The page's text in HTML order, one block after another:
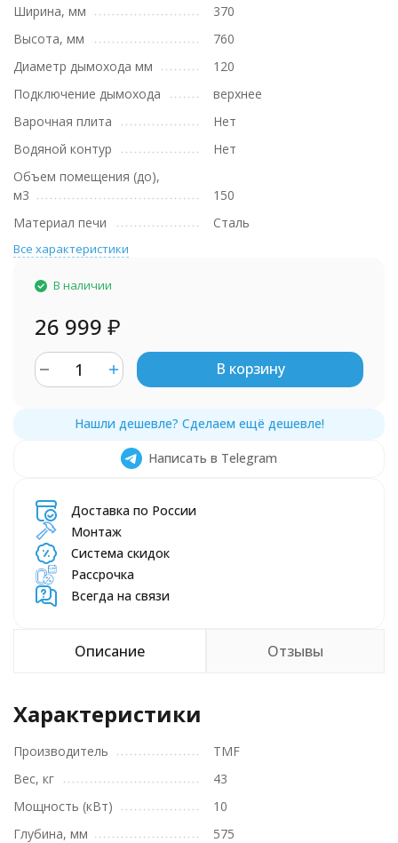
Ширина, мм
370
Высота, мм
760
Диаметр дымохода мм
120
Подключение дымохода
верхнее
Варочная плита
Нет
Водяной контур
Нет
Объем помещения (до),
м3
150
Материал печи
Сталь
Все характеристики
В наличии
26 999 ₽
В корзину
Написать в Telegram
Доставка по России
Монтаж
Система скидок
Рассрочка
Всегда на связи
Описание Отзывы
Характеристики
Производитель
TMF
Вес, кг
43
Мощность (кВт)
10
Глубина, мм
575